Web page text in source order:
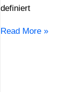
definiert
Read More »